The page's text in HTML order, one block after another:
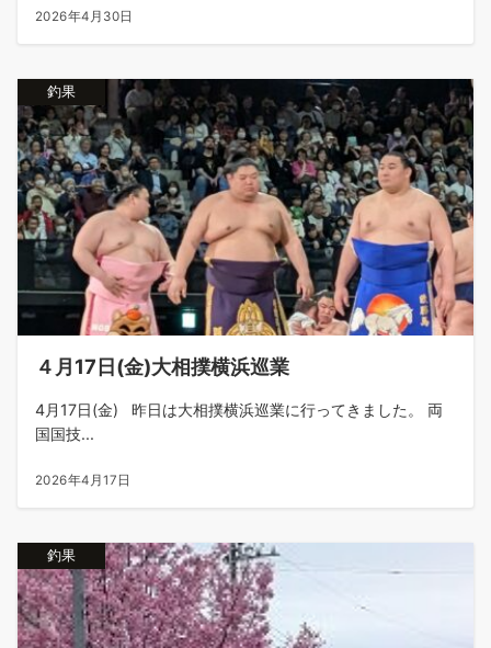
2026年4月30日
釣果
４月17日(金)大相撲横浜巡業
4月17日(金) 昨日は大相撲横浜巡業に行ってきました。 両
国国技...
2026年4月17日
釣果